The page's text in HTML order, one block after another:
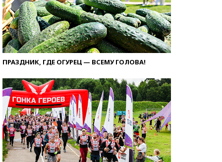
ПРАЗДНИК, ГДЕ ОГУРЕЦ — ВСЕМУ ГОЛОВА!